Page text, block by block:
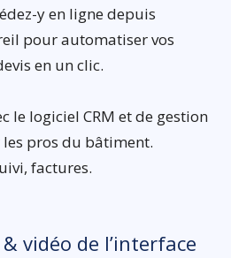
y en ligne depuis
pour automatiser vos
en un clic.
le logiciel CRM et de gestion
pros du bâtiment.
factures.
vidéo de l’interface